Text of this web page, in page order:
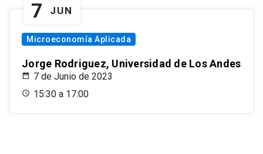
7 JUN
Microeconomía Aplicada
Jorge Rodriguez, Universidad de Los Andes
7 de Junio de 2023
15:30 a 17:00